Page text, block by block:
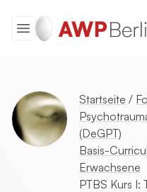
Startseite /
(DeGPT)
Basis-
Erwachsene
PTBS Kurs I: